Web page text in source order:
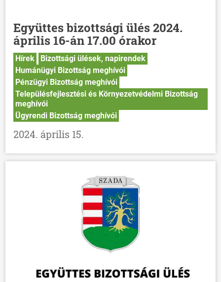
Együttes bizottsági ülés 2024.
április 16-án 17.00 órakor
Hírek
Bizottsági ülések, napirendek
Humánügyi Bizottság meghívói
Pénzügyi Bizottság meghívói
Településfejlesztési és Környezetvédelmi Bizottság
meghívói
Ügyrendi Bizottság meghívói
2024. április 15.